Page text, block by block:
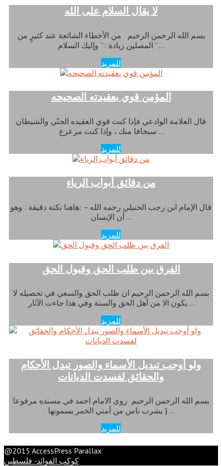
لا يقال السلام على الله
بسم الله الرحمن الرحيم من الأخطاء الشائعة عند كثيرٍ من
المصلين زيادة : ” وإليك السلام ” …
للمزيد
المؤمن قوي بعقيدته الصحيحه
قال العلامة الوادعي فإذا كنت قوي العقيده الجنّي والشيطان
سيخافا منك ، وإذا كنت مزعزع …
للمزيد
من دقائق أبواب الرياء
قال الإمام ابن رجب الحنبلي رحمه الله – :هاهنا نكتة دقيقة : وهو
أن الإنسان …
للمزيد
الفرق بين طلب الحق وقبول الحق
بسم الله الرحمن الرحيم ان طلب الحق والسعي في تحصيله لا
يكون الا من أهل الحق والسنة وفي هذا جاءت الآثار …
للمزيد
ولو أوجب تبديل الأسماء والصور تبدل الأحكام
والحقائق لفسدت الديانات
بسم الله الرحمن الرحيم روى الامام احمد في مسنده مرفوعا
{ يشرب ناس من أمتي الخمر يسمونها …
للمزيد
@2015 AccessPress Parallax
كوكب الفوائد- فلسطين